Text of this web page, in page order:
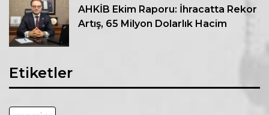
AHKİB Ekim Raporu: İhracatta Rekor
Artış, 65 Milyon Dolarlık Hacim
Etiketler